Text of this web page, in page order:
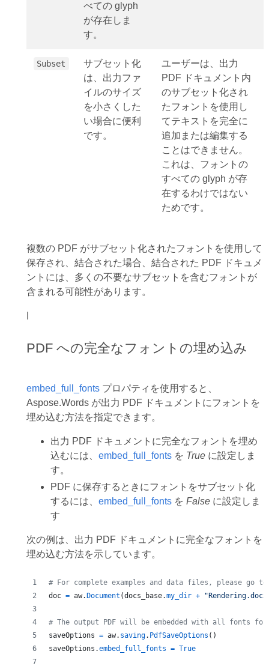
べての glyph
が存在しま
す。
Subset
サブセット化
は、出力ファ
イルのサイズ
を小さくした
い場合に便利
です。
ユーザーは、出力
PDF ドキュメント内
のサブセット化され
たフォントを使用し
てテキストを完全に
追加または編集する
ことはできません。
これは、フォントの
すべての glyph が存
在するわけではない
ためです。
複数の PDF がサブセット化されたフォントを使用して
保存され、結合された場合、結合された PDF ドキュメ
ントには、多くの不要なサブセットを含むフォントが
含まれる可能性があります。
|
PDF への完全なフォントの埋め込み
embed_full_fontsプロパティを使用すると、
Aspose.Words が出力 PDF ドキュメントにフォントを
埋め込む方法を指定できます。
出力 PDF ドキュメントに完全なフォントを埋め
込むには、 embed_full_fontsを Trueに設定しま
す。
PDF に保存するときにフォントをサブセット化
するには、 embed_full_fontsを Falseに設定しま
す
次の例は、出力 PDF ドキュメントに完全なフォントを
埋め込む方法を示しています。
# For complete examples and data files, please go to
doc = aw. Document (docs_base.my_dir +
# The output PDF will be embedded with all fonts
saveOptions = aw. saving. PdfSaveOptions ()
saveOptions .embed_full_fonts = True